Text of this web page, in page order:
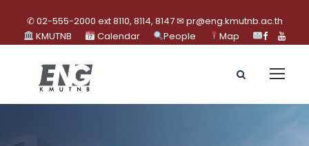
✆ 02-555-2000 ext 8110, 8114, 8147 ✉ pr@eng.kmutnb.ac.th
KMUTNB
Calendar People Map